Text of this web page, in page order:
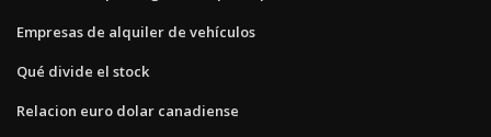
Empresas de alquiler de vehículos
Qué divide el stock
Relacion euro dolar canadiense